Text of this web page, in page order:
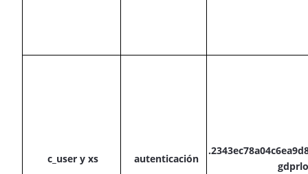
c_user y xs autenticación